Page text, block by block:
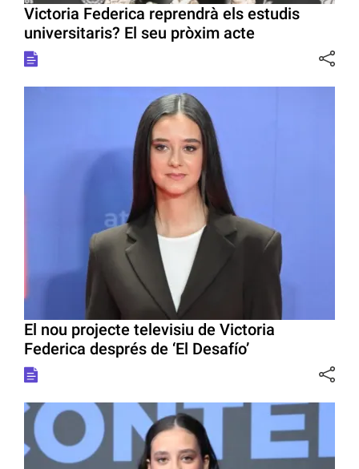
Victoria Federica reprendrà els estudis
universitaris? El seu pròxim acte
El nou projecte televisiu de Victoria
Federica després de ‘El Desafío’